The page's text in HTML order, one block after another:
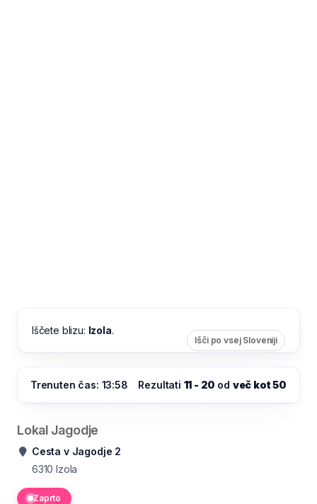
Iščete blizu: Izola.
Išči po vsej Sloveniji
Trenuten čas: 13:58 Rezultati 11 - 20 od več kot 50
Lokal Jagodje
Cesta v Jagodje 2
6310 Izola
Zaprto